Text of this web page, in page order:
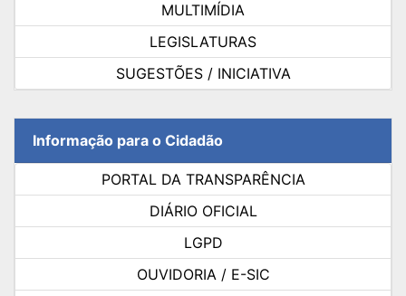
MULTIMÍDIA
LEGISLATURAS
SUGESTÕES / INICIATIVA
Informação para o Cidadão
PORTAL DA TRANSPARÊNCIA
DIÁRIO OFICIAL
LGPD
OUVIDORIA / E-SIC